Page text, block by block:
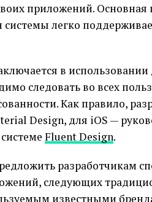
приложений. Основная
системы легко
в
следовать во всех
Как правило,
Design, для iOS —
Fluent Design.
разработчикам
следующих
известными